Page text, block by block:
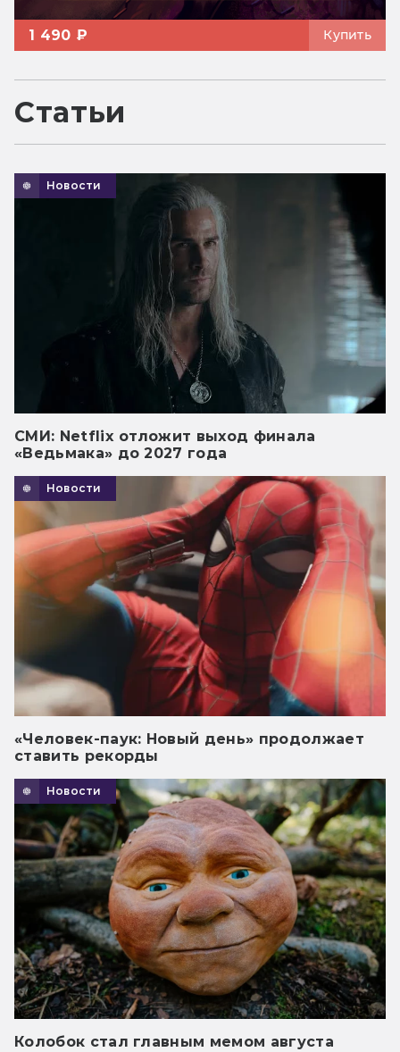
1 490 ₽ Купить
Статьи
Новости
СМИ: Netflix отложит выход финала
«Ведьмака» до 2027 года
Новости
«Человек-паук: Новый день» продолжает
ставить рекорды
Новости
Колобок стал главным мемом августа